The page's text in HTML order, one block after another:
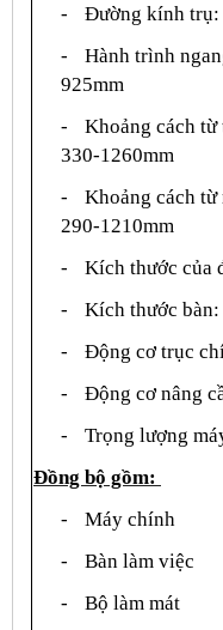
-
Đường kính trụ:
-
Hành trình
925mm
-
Khoảng cách
330-1260mm
-
Khoảng cách
290-1210mm
-
Kích thước của
-
Kích thước
-
Động cơ trục
-
Động cơ nâng
-
Trọng lượng
Đồng bộ gồm:
-
Máy chính
-
Bàn làm việc
-
Bộ làm mát